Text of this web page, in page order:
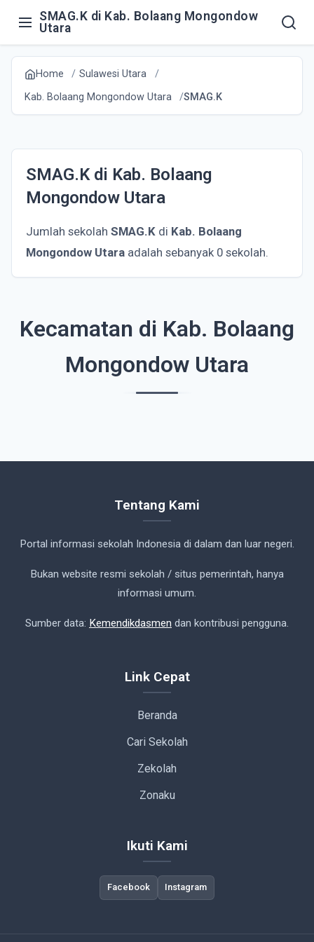
SMAG.K di Kab. Bolaang Mongondow
Utara
Home
Sulawesi Utara
Kab. Bolaang Mongondow Utara
SMAG.K
SMAG.K di Kab. Bolaang
Mongondow Utara
Jumlah sekolah SMAG.K di Kab. Bolaang
Mongondow Utara adalah sebanyak 0 sekolah.
Kecamatan di Kab. Bolaang
Mongondow Utara
Tentang Kami
Portal informasi sekolah Indonesia di dalam dan luar negeri.
Bukan website resmi sekolah / situs pemerintah, hanya
informasi umum.
Sumber data: Kemendikdasmen dan kontribusi pengguna.
Link Cepat
Beranda
Cari Sekolah
Zekolah
Zonaku
Ikuti Kami
Facebook Instagram